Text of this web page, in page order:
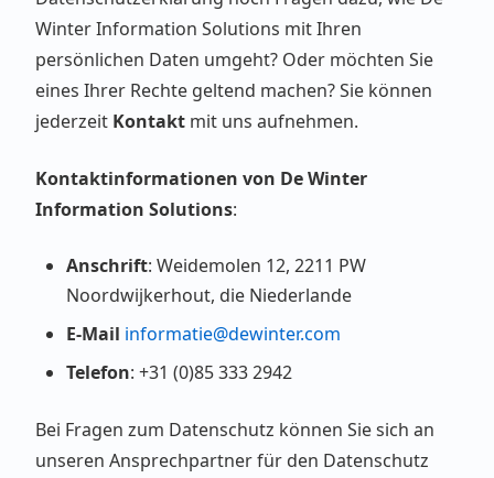
Winter Information Solutions mit Ihren
persönlichen Daten umgeht? Oder möchten Sie
eines Ihrer Rechte geltend machen? Sie können
jederzeit Kontakt mit uns aufnehmen.
Kontaktinformationen von De Winter
Information Solutions:
Anschrift: Weidemolen 12, 2211 PW
Noordwijkerhout, die Niederlande
E-Mail informatie@dewinter.com
Telefon: +31 (0)85 333 2942
Bei Fragen zum Datenschutz können Sie sich an
unseren Ansprechpartner für den Datenschutz